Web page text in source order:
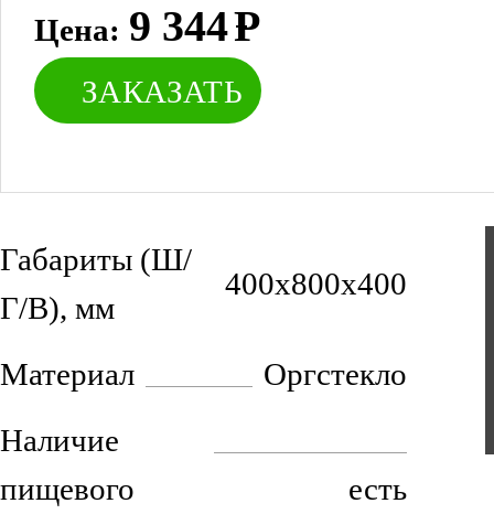
Цена: 9 344Р
ЗАКАЗАТЬ
Габариты (Ш/
Г/В), мм
400х800х400
Материал
Оргстекло
Наличие
пищевого
есть